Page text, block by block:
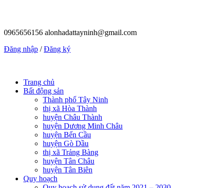
0965656156 alonhadattayninh@gmail.com
Đăng nhập /Đăng ký
Trang chủ
Bất động sản
Thành phố Tây Ninh
thị xã Hòa Thành
huyện Châu Thành
huyện Dương Minh Châu
huyện Bến Cầu
huyện Gò Dầu
thị xã Trảng Bàng
huyện Tân Châu
huyện Tân Biên
Quy hoạch